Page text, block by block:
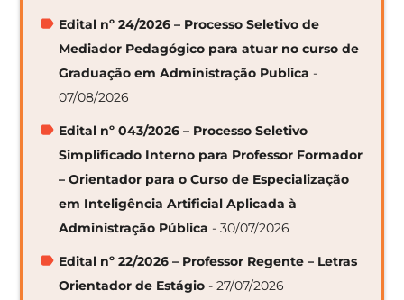
Edital nº 24/2026 – Processo Seletivo de
Mediador Pedagógico para atuar no curso de
Graduação em Administração Publica -
07/08/2026
Edital nº 043/2026 – Processo Seletivo
Simplificado Interno para Professor Formador
– Orientador para o Curso de Especialização
em Inteligência Artificial Aplicada à
Administração Pública - 30/07/2026
Edital nº 22/2026 – Professor Regente – Letras
Orientador de Estágio - 27/07/2026